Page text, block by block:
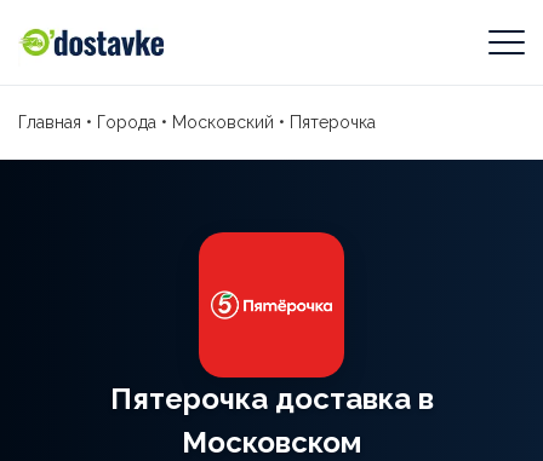
Главная • Города • Московский • Пятерочка
Пятерочка доставка в
Московском